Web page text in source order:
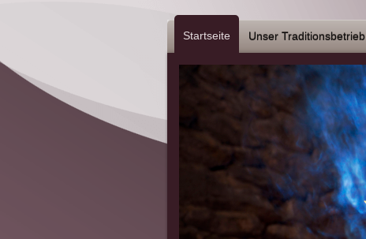
Startseite Unser Traditionsbetrieb